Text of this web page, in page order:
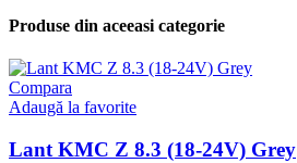
Produse din aceeasi categorie
Compara
Adaugă la favorite
Lant KMC Z 8.3 (18-24V) Grey